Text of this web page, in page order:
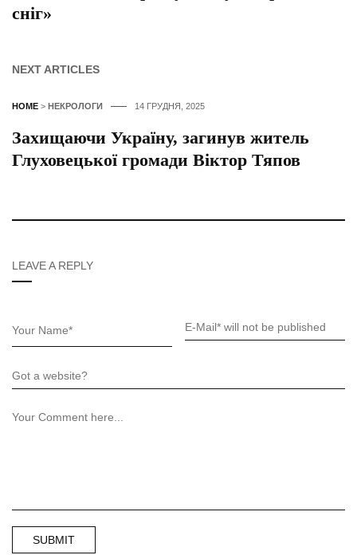
сніг»
NEXT ARTICLES
HOME > НЕКРОЛОГИ 14 ГРУДНЯ, 2025
Захищаючи Україну, загинув житель
Глуховецької громади Віктор Тяпов
LEAVE A REPLY